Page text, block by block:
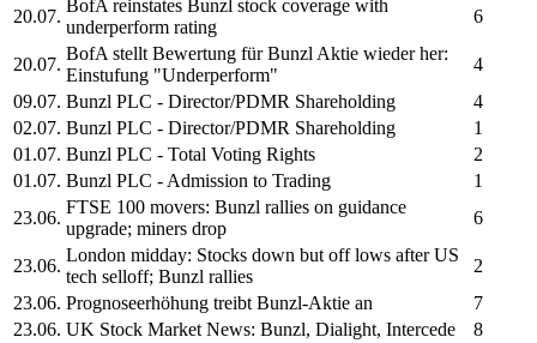
20.07.
BofA reinstates Bunzl stock coverage with
underperform rating
6
20.07.
BofA stellt Bewertung fürBunzl Aktie wieder her:
Einstufung "Underperform"
4
09.07. Bunzl PLC - Director/PDMR Shareholding
4
02.07. Bunzl PLC - Director/PDMR Shareholding
1
01.07. Bunzl PLC - Total Voting Rights
2
01.07. Bunzl PLC - Admission to Trading
1
23.06.
FTSE 100 movers: Bunzl rallies on guidance
upgrade; miners drop
6
23.06.
London midday: Stocks down but off lows after US
tech selloff; Bunzl rallies
2
23.06. Prognoseerhöhung treibt Bunzl-Aktie an
7
23.06. UK Stock Market News: Bunzl, Dialight, Intercede
8